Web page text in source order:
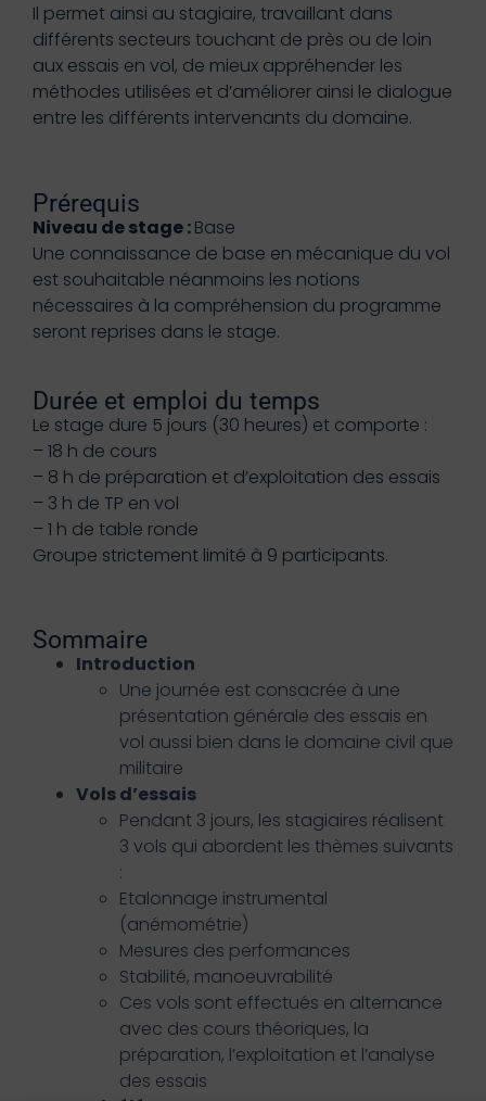
Il permet ainsi au stagiaire, travaillant dans
différents secteurs touchant de près ou de loin
aux essais en vol, de mieux appréhender les
méthodes utilisées et d’améliorer ainsi le dialogue
entre les différents intervenants du domaine.
Prérequis
Niveau de stage :Base
Une connaissance de base en mécanique du vol
est souhaitable néanmoins les notions
nécessaires à la compréhension du programme
seront reprises dans le stage.
Durée et emploi du temps
Le stage dure 5 jours (30 heures) et comporte :
– 18 h de cours
– 8 h de préparation et d’exploitation des essais
– 3 h de TP en vol
– 1 h de table ronde
Groupe strictement limité à 9 participants.
Sommaire
Introduction
Une journée est consacrée à une
présentation générale des essais en
vol aussi bien dans le domaine civil que
militaire
Vols d’essais
Pendant 3 jours, les stagiaires réalisent
3 vols qui abordent les thèmes suivants
:
Etalonnage instrumental
(anémométrie)
Mesures des performances
Stabilité, manoeuvrabilité
Ces vols sont effectués en alternance
avec des cours théoriques, la
préparation, l’exploitation et l’analyse
des essais